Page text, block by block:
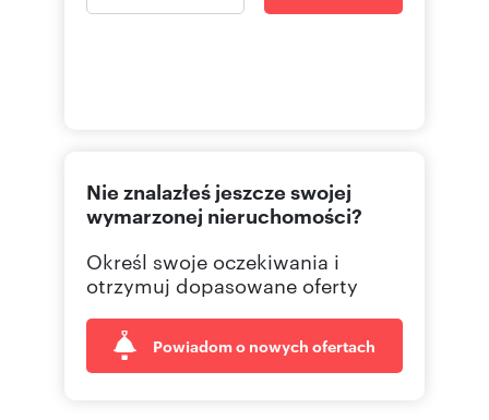
Nie znalazłeś jeszcze swojej
wymarzonej nieruchomości?
Określ swoje oczekiwania i
otrzymuj dopasowane oferty
Powiadom o nowych ofertach